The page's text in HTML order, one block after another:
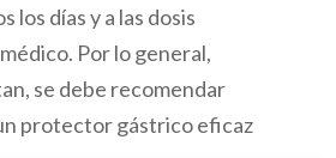
los días y a las dosis
Por lo general,
se debe recomendar
protector gástrico eficaz